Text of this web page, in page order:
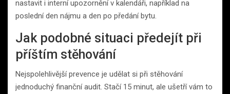
nastavit i interní upozornění v kalendáři, například na
poslední den nájmu a den po předání bytu.
Jak podobné situaci předejít při
příštím stěhování
Nejspolehlivější prevence je udělat si při stěhování
jednoduchý finanční audit. Stačí 15 minut, ale ušetří vám to